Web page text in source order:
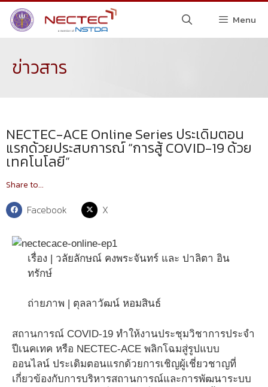
Menu
ข่าวสาร
NECTEC-ACE Online Series ประเดิมตอน
แรกด้วยประสบการณ์ “การสู้ COVID-19 ด้วย
เทคโนโลยี”
Share to...
Facebook X
เรื่อง | วลัยลักษณ์ คงพระจันทร์ และ ปาลิตา อิน
ทรักษ์
ถ่ายภาพ | ตุลลาวัฒน์ หอมสินธ์
สถานการณ์ COVID-19 ทำให้งานประชุมวิชาการประจำ
ปีเนคเทค หรือ NECTEC-ACE พลิกโฉมสู่รูปแบบ
ออนไลน์ ​ประเดิมตอนแรกด้วยการเชิญผู้เชี่ยวชาญที่
เกี่ยวข้องกับการบริหารสถานการณ์และการพัฒนาระบบ